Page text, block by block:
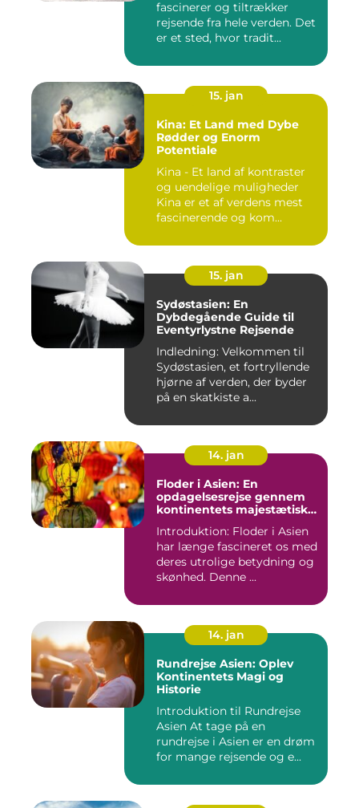
fascinerer og tiltrækker
rejsende fra hele verden. Det
er et sted, hvor tradit...
15. jan
Kina: Et Land med Dybe
Rødder og Enorm
Potentiale
Kina - Et land af kontraster
og uendelige muligheder
Kina er et af verdens mest
fascinerende og kom...
15. jan
Sydøstasien: En
Dybdegående Guide til
Eventyrlystne Rejsende
Indledning: Velkommen til
Sydøstasien, et fortryllende
hjørne af verden, der byder
på en skatkiste a...
14. jan
Floder i Asien: En
opdagelsesrejse gennem
kontinentets majestætiske
Introduktion: Floder i Asien
har længe fascineret os med
deres utrolige betydning og
skønhed. Denne ...
14. jan
Rundrejse Asien: Oplev
Kontinentets Magi og
Historie
Introduktion til Rundrejse
Asien At tage på en
rundrejse i Asien er en drøm
for mange rejsende og e...